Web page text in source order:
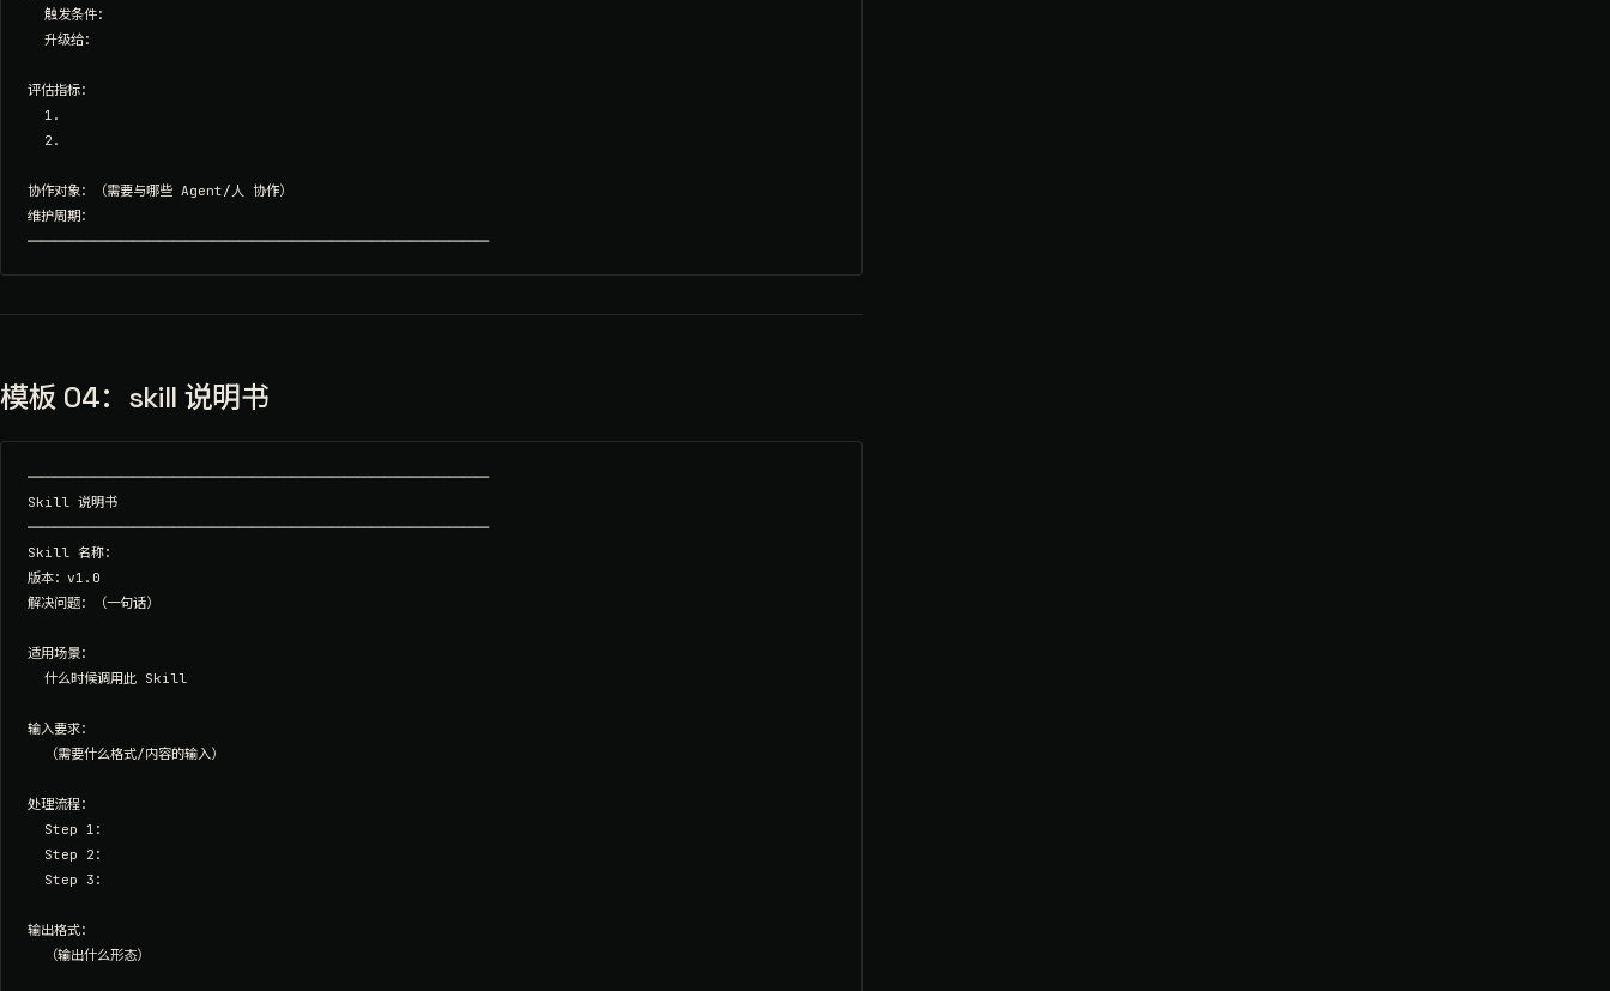
  触发条件：
  升级给：
评估指标：
  1.
  2.
协作对象：（需要与哪些 Agent/人 协作）
维护周期：
模板 04：skill 说明书
═══════════════════════════════════
Skill 说明书
═══════════════════════════════════
Skill 名称：
版本：v1.0
解决问题：（一句话）
适用场景：
  什么时候调用此 Skill
输入要求：
  （需要什么格式/内容的输入）
处理流程：
  Step 1：
  Step 2：
  Step 3：
输出格式：
  （输出什么形态）